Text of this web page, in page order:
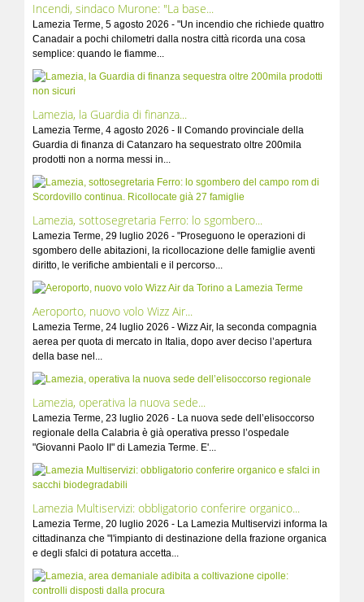
Incendi, sindaco Murone: "La base...
Lamezia Terme, 5 agosto 2026 - "Un incendio che richiede quattro
Canadair a pochi chilometri dalla nostra città ricorda una cosa
semplice: quando le fiamme...
Lamezia, la Guardia di finanza...
Lamezia Terme, 4 agosto 2026 - Il Comando provinciale della
Guardia di finanza di Catanzaro ha sequestrato oltre 200mila
prodotti non a norma messi in...
Lamezia, sottosegretaria Ferro: lo sgombero...
Lamezia Terme, 29 luglio 2026 - "Proseguono le operazioni di
sgombero delle abitazioni, la ricollocazione delle famiglie aventi
diritto, le verifiche ambientali e il percorso...
Aeroporto, nuovo volo Wizz Air...
Lamezia Terme, 24 luglio 2026 - Wizz Air, la seconda compagnia
aerea per quota di mercato in Italia, dopo aver deciso l’apertura
della base nel...
Lamezia, operativa la nuova sede...
Lamezia Terme, 23 luglio 2026 - La nuova sede dell’elisoccorso
regionale della Calabria è già operativa presso l’ospedale
"Giovanni Paolo II" di Lamezia Terme. E'...
Lamezia Multiservizi: obbligatorio conferire organico...
Lamezia Terme, 20 luglio 2026 - La Lamezia Multiservizi informa la
cittadinanza che "l'impianto di destinazione della frazione organica
e degli sfalci di potatura accetta...